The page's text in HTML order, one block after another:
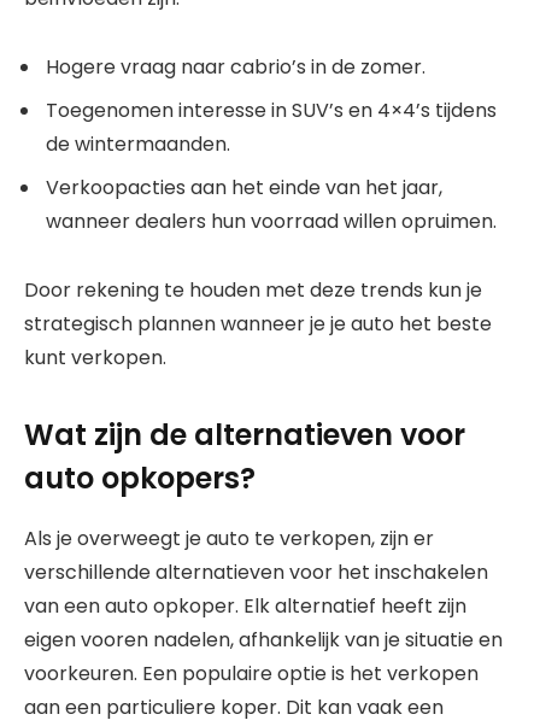
Hogere vraag naar cabrio’s in de zomer.
Toegenomen interesse in SUV’s en 4×4’s tijdens
de wintermaanden.
Verkoopacties aan het einde van het jaar,
wanneer dealers hun voorraad willen opruimen.
Door rekening te houden met deze trends kun je
strategisch plannen wanneer je je auto het beste
kunt verkopen.
Wat zijn de alternatieven voor
auto opkopers?
Als je overweegt je auto te verkopen, zijn er
verschillende alternatieven voor het inschakelen
van een auto opkoper. Elk alternatief heeft zijn
eigen vooren nadelen, afhankelijk van je situatie en
voorkeuren. Een populaire optie is het verkopen
aan een particuliere koper. Dit kan vaak een